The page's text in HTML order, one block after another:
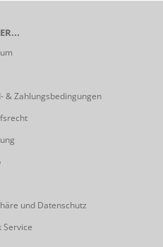
& Zahlungsbedingungen
und Datenschutz
Service